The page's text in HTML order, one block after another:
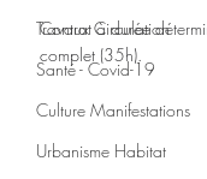
Travaux Circulation
Santé - Covid-19
Culture Manifestations
Urbanisme Habitat
Contrat à durée
complet (35h).